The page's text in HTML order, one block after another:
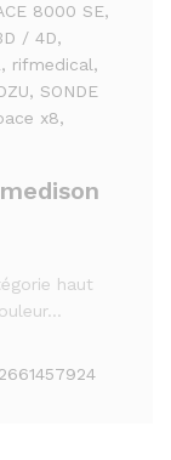
8000 SE,
/ 4D,
, rifmedical,
, SONDE
x8,
haut